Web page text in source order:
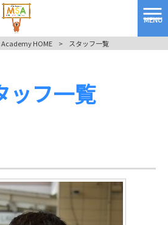
MENU
Academy HOME > スタッフ一覧
ッフ一覧